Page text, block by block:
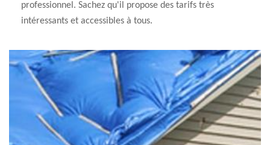
professionnel. Sachez qu'il propose des tarifs très
intéressants et accessibles à tous.